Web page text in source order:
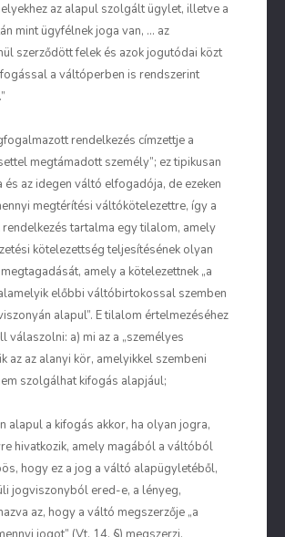
az alapul szolgált ügylet, illetve a
mint ügyfélnek joga van, ... az
szerződött felek és azok jogutódai közt
a váltóperben is rendszerint
rendelkezés címzettje a
megtámadott személy”; ez tipikusan
az idegen váltó elfogadója, de ezeken
megtérítési váltókötelezettre, így a
tartalma egy tilalom, amely
kötelezettség teljesítésének olyan
amely a kötelezettnek „a
előbbi váltóbirtokossal szemben
alapul”. E tilalom értelmezéséhez
válaszolni: a) mi az a „személyes
az az alanyi kör, amelyikkel szembeni
szolgálhat kifogás alapjául;
alapul a kifogás akkor, ha olyan jogra,
hivatkozik, amely magából a váltóból
hogy ez a jog a váltó alapügyletéből,
jogviszonyból ered-e, a lényeg,
az, hogy a váltó megszerzője „a